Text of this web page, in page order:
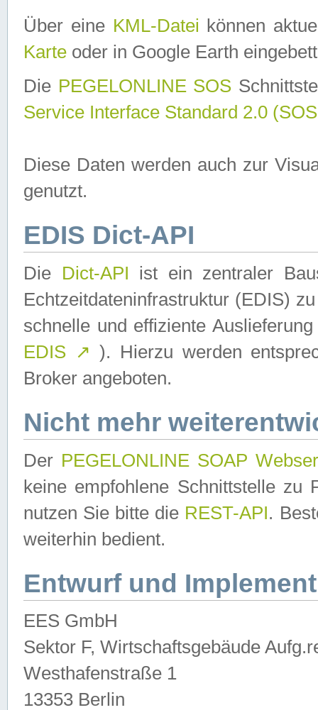
Über eine KML-Datei können
Karte oder in Google Earth
Die PEGELONLINE SOS
Service Interface Standard 2.0
Diese Daten werden auch zur
genutzt.
EDIS Dict-API
Die Dict-API ist ein zentraler
Echtzeitdateninfrastruktur (EDIS)
schnelle und effiziente
EDIS ↗ ). Hierzu werden
Broker angeboten.
Nicht mehr
Der PEGELONLINE SOAP
keine empfohlene Schnittstelle zu
nutzen Sie bitte die REST-API.
weiterhin bedient.
Entwurf und
EES GmbH
Sektor F, Wirtschaftsgebäude
Westhafenstraße 1
13353 Berlin